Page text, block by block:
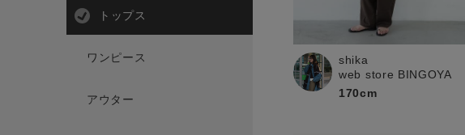
トップス
ワンピース
アウター
shika
web store BINGOYA
170cm